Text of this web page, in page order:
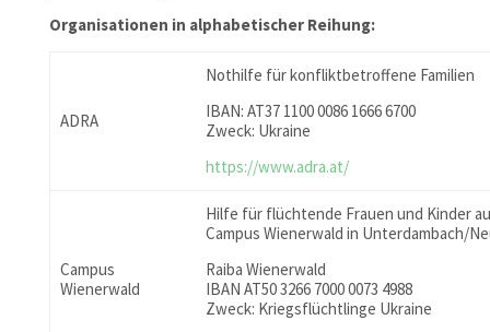
Organisationen in alphabetischer Reihung:
ADRA
Nothilfe für konfliktbetroffene Familien
IBAN: AT37 1100 0086 1666 6700
Zweck: Ukraine
https://www.adra.at/
Campus
Wienerwald
Hilfe für flüchtende Frauen und Kinder
Campus Wienerwald in Unterdambach/
Raiba Wienerwald
IBAN AT50 3266 7000 0073 4988
Zweck: Kriegsflüchtlinge Ukraine